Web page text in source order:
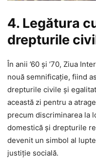
4. Legătura
drepturile
În anii ’60 și ’70, Ziua
nouă semnificație, fiind
drepturile civile și
această zi pentru a
precum discriminarea la
domestică și drepturile
devenit un simbol al
justiție socială.​